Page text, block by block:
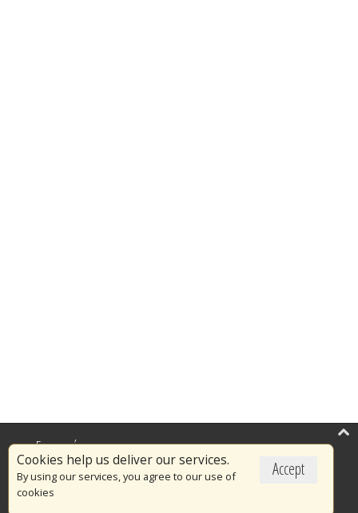
Accept
Cookies help us deliver our services.
By using our services, you agree to our use of
cookies
Επικαιρότητα
Το Πυροσβεστικό Σώμα